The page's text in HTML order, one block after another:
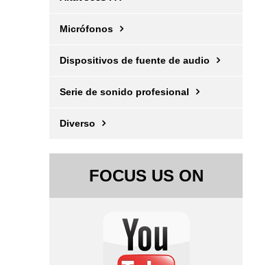
Micrófonos
Dispositivos de fuente de audio
Serie de sonido profesional
Diverso
FOCUS US ON